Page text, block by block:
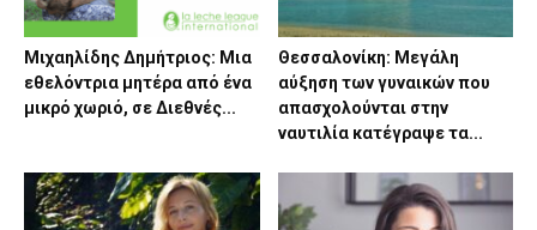
Μιχαηλίδης Δημήτριος: Μια
εθελόντρια μητέρα από ένα
μικρό χωριό, σε Διεθνές...
Θεσσαλονίκη: Μεγάλη
αύξηση των γυναικών που
απασχολούνται στην
ναυτιλία κατέγραψε τα...